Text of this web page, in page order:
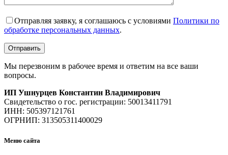
Отправляя заявку, я соглашаюсь с условиями Политики по
обработке персональных данных.
Мы перезвоним в рабочее время и ответим на все ваши
вопросы.
ИП Ушнурцев Константин Владимирович
Свидетельство о гос. регистрации: 50013411791
ИНН: 505397121761
ОГРНИП: 313505311400029
Меню сайта